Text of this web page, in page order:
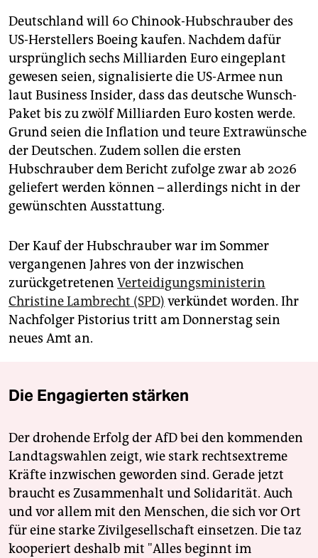
Deutschland will 60 Chinook-Hubschrauber des
US-Herstellers Boeing kaufen. Nachdem dafür
ursprünglich sechs Milliarden Euro eingeplant
gewesen seien, signalisierte die US-Armee nun
laut Business Insider, dass das deutsche Wunsch-
Paket bis zu zwölf Milliarden Euro kosten werde.
Grund seien die Inflation und teure Extrawünsche
der Deutschen. Zudem sollen die ersten
Hubschrauber dem Bericht zufolge zwar ab 2026
geliefert werden können – allerdings nicht in der
gewünschten Ausstattung.
Der Kauf der Hubschrauber war im Sommer
vergangenen Jahres von der inzwischen
zurückgetretenen Verteidigungsministerin
Christine Lambrecht (SPD) verkündet worden. Ihr
Nachfolger Pistorius tritt am Donnerstag sein
neues Amt an.
Die Engagierten stärken
Der drohende Erfolg der AfD bei den kommenden
Landtagswahlen zeigt, wie stark rechtsextreme
Kräfte inzwischen geworden sind. Gerade jetzt
braucht es Zusammenhalt und Solidarität. Auch
und vor allem mit den Menschen, die sich vor Ort
für eine starke Zivilgesellschaft einsetzen. Die taz
kooperiert deshalb mit "Alles beginnt im